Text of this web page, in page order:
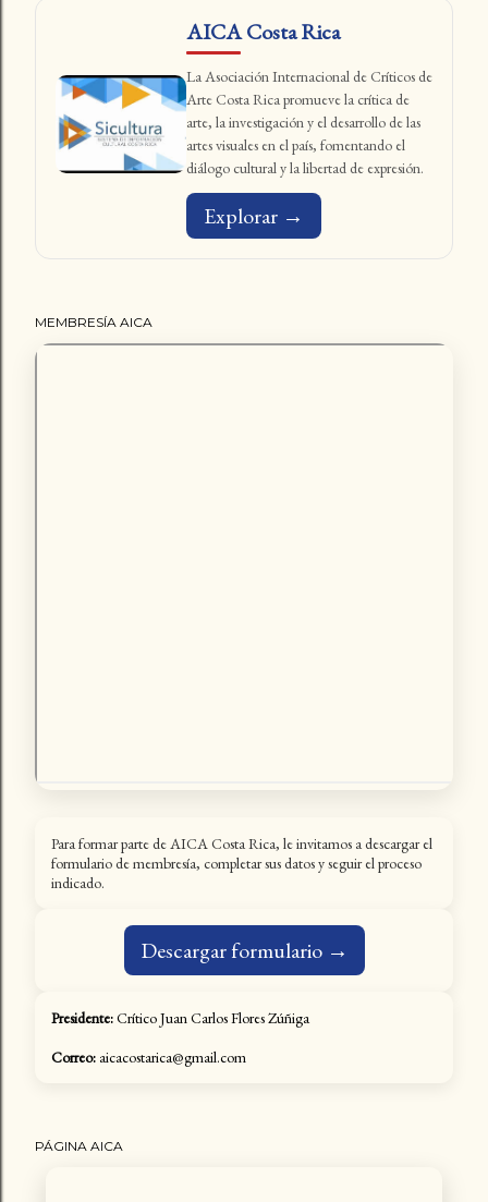
AICA Costa Rica
La Asociación Internacional de Críticos de
Arte Costa Rica promueve la crítica de
arte, la investigación y el desarrollo de las
artes visuales en el país, fomentando el
diálogo cultural y la libertad de expresión.
Explorar →
MEMBRESÍA AICA
Para formar parte de AICA Costa Rica, le invitamos a descargar el
formulario de membresía, completar sus datos y seguir el proceso
indicado.
Descargar formulario →
Presidente:Crítico Juan Carlos Flores Zúñiga
Correo: aicacostarica@gmail.com
PÁGINA AICA